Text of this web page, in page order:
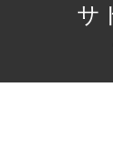
サ